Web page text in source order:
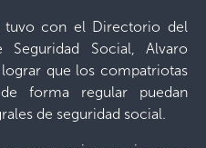
tuvo con el Directorio del
Seguridad Social, Alvaro
que los compatriotas
forma regular puedan
de seguridad social.